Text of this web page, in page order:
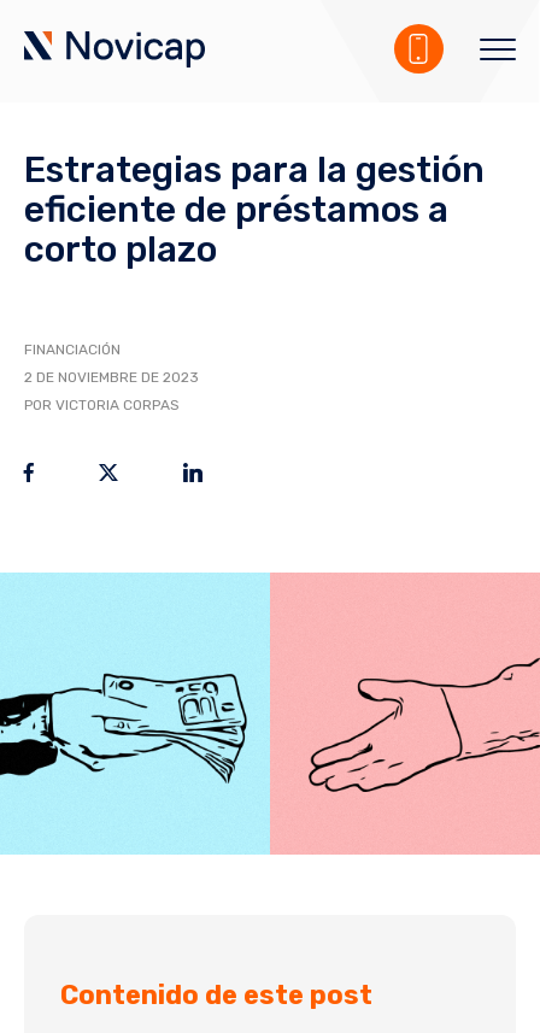
Estrategias para la gestión
eficiente de préstamos a
corto plazo
FINANCIACIÓN
2 DE NOVIEMBRE DE 2023
POR VICTORIA CORPAS
Contenido de este post